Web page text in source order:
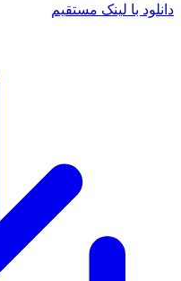
با لینک مستقیم